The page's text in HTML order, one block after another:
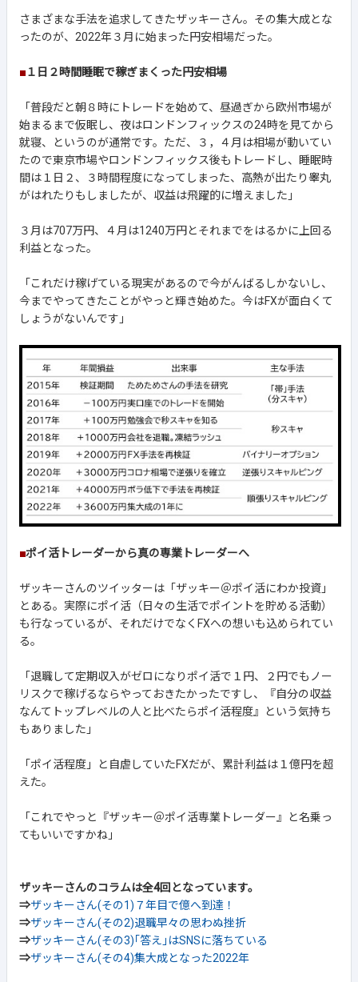
さまざまな手法を追求してきたザッキーさん。その集大成とな
ったのが、2022年３月に始まった円安相場だった。
■１日２時間睡眠で稼ぎまくった円安相場
「普段だと朝８時にトレードを始めて、昼過ぎから欧州市場が
始まるまで仮眠し、夜はロンドンフィックスの24時を見てから
就寝、というのが通常です。ただ、３，４月は相場が動いてい
たので東京市場やロンドンフィックス後もトレードし、睡眠時
間は１日２、３時間程度になってしまった、高熱が出たり睾丸
がはれたりもしましたが、収益は飛躍的に増えました」
３月は707万円、４月は1240万円とそれまでをはるかに上回る
利益となった。
「これだけ稼げている現実があるので今がんばるしかないし、
今までやってきたことがやっと輝き始めた。今はFXが面白くて
しょうがないんです」
■ポイ活トレーダーから真の専業トレーダーへ
ザッキーさんのツイッターは「ザッキー＠ポイ活にわか投資」
とある。実際にポイ活（日々の生活でポイントを貯める活動）
も行なっているが、それだけでなくFXへの想いも込められてい
る。
「退職して定期収入がゼロになりポイ活で１円、２円でもノー
リスクで稼げるならやっておきたかったですし、『自分の収益
なんてトップレベルの人と比べたらポイ活程度』という気持ち
もありました」
「ポイ活程度」と自虐していたFXだが、累計利益は１億円を超
えた。
「これでやっと『ザッキー＠ポイ活専業トレーダー』と名乗っ
てもいいですかね」
ザッキーさんのコラムは全4回となっています。
⇒ザッキーさん(その1)７年目で億へ到達！
⇒ザッキーさん(その2)退職早々の思わぬ挫折
⇒ザッキーさん(その3)｢答え｣はSNSに落ちている
⇒ザッキーさん(その4)集大成となった2022年